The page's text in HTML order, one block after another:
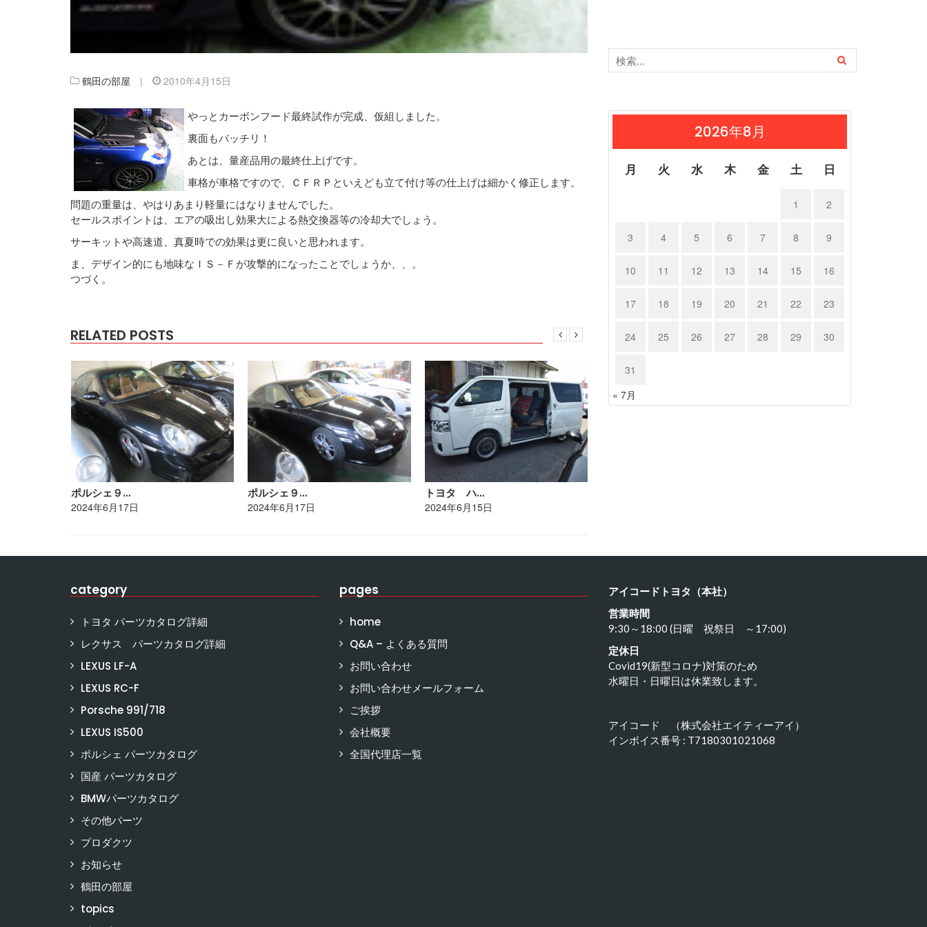
鶴田の部屋 | 2010年4月15日
やっとカーボンフード最終試作が完成、仮組しました。
裏面もバッチリ！
あとは、量産品用の最終仕上げです。
車格が車格ですので、ＣＦＲＰといえども立て付け等の仕上げは細かく修正します。
問題の重量は、やはりあまり軽量にはなりませんでした。
セールスポイントは、エアの吸出し効果大による熱交換器等の冷却大でしょう。
サーキットや高速道、真夏時での効果は更に良いと思われます。
ま、デザイン的にも地味なＩＳ－Ｆが攻撃的になったことでしょうか、、。
つづく。
RELATED POSTS
ポルシェ９…
2024年6月17日
ポルシェ９…
2024年6月17日
トヨタ ハ…
2024年6月15日
2026年8月
月 火 水 木 金 土 日
1 2
3 4 5 6 7 8 9
10 11 12 13 14 15 16
17 18 19 20 21 22 23
24 25 26 27 28 29 30
31
« 7月
category
トヨタ パーツカタログ詳細
レクサス パーツカタログ詳細
LEXUS LF-A
LEXUS RC-F
Porsche 991/718
LEXUS IS500
ポルシェ パーツカタログ
国産 パーツカタログ
BMWパーツカタログ
その他パーツ
プロダクツ
お知らせ
鶴田の部屋
topics
pages
home
Q&A – よくある質問
お問い合わせ
お問い合わせメールフォーム
ご挨拶
会社概要
全国代理店一覧
アイコードトヨタ（本社）
営業時間
9:30～18:00 (日曜 祝祭日 ～17:00)
定休日
Covid19(新型コロナ)対策のため
水曜日・日曜日は休業致します。
アイコード （株式会社エイティーアイ）
インボイス番号 : T7180301021068